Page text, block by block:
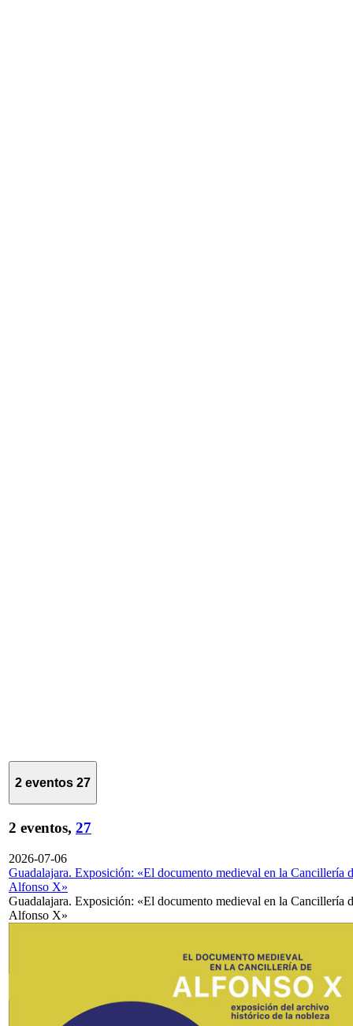
2 eventos 27
2 eventos, 27
2026-07-06
Guadalajara. Exposición: «El documento medieval en la Cancillería
Alfonso X»
Guadalajara. Exposición: «El documento medieval en la Cancillería
Alfonso X»